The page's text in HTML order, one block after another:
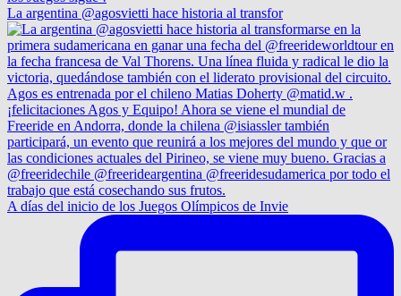
La argentina @agosvietti hace historia al transfor
A días del inicio de los Juegos Olímpicos de Invie